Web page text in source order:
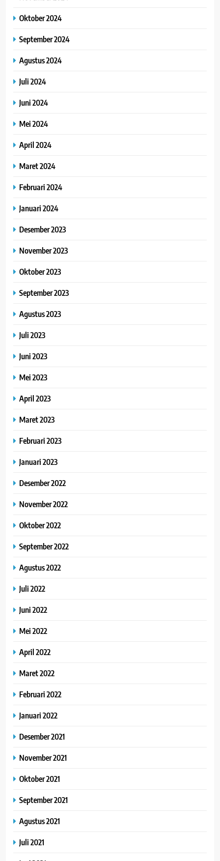
Oktober 2024
September 2024
Agustus 2024
Juli 2024
Juni 2024
Mei 2024
April 2024
Maret 2024
Februari 2024
Januari 2024
Desember 2023
November 2023
Oktober 2023
September 2023
Agustus 2023
Juli 2023
Juni 2023
Mei 2023
April 2023
Maret 2023
Februari 2023
Januari 2023
Desember 2022
November 2022
Oktober 2022
September 2022
Agustus 2022
Juli 2022
Juni 2022
Mei 2022
April 2022
Maret 2022
Februari 2022
Januari 2022
Desember 2021
November 2021
Oktober 2021
September 2021
Agustus 2021
Juli 2021